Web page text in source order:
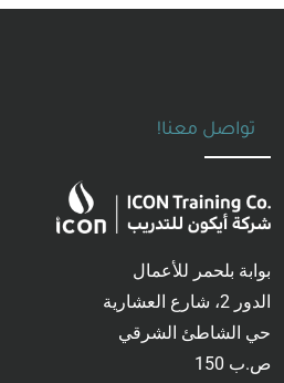
تواصل معنا!
بوابة بلحمر للأعمال
الدور 2، شارع العشارية
حي الشاطئ الشرقي
ص.ب 150